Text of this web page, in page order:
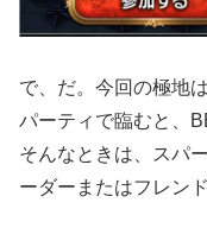
で、だ。今回の極地
パーティで臨むと、
そんなときは、スパ
ーダーまたはフレン